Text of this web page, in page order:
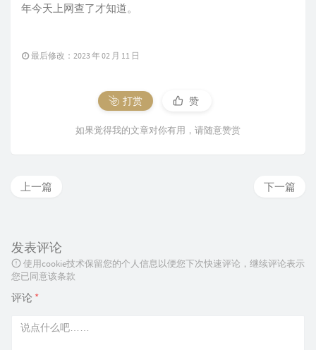
年今天上网查了才知道。
最后修改：2023 年 02 月 11 日
打赏 赞
如果觉得我的文章对你有用，请随意赞赏
下一篇
上一篇
发表评论
使用cookie技术保留您的个人信息以便您下次快速评论，继续评论表示
您已同意该条款
评论 *